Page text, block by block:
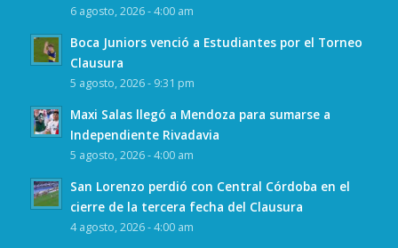
6 agosto, 2026 - 4:00 am
Boca Juniors venció a Estudiantes por el Torneo
Clausura
5 agosto, 2026 - 9:31 pm
Maxi Salas llegó a Mendoza para sumarse a
Independiente Rivadavia
5 agosto, 2026 - 4:00 am
San Lorenzo perdió con Central Córdoba en el
cierre de la tercera fecha del Clausura
4 agosto, 2026 - 4:00 am